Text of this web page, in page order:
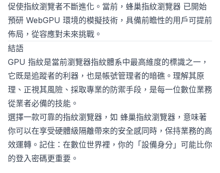
促使指紋瀏覽者不斷進化。當前， 蜂巢指紋瀏覽器 已開始
預研 WebGPU 環境的模擬技術，具備前瞻性的用戶可提前
佈局，從容應對未來挑戰。
結語
GPU 指紋是當前瀏覽器指紋體系中最高維度的標識之一，
它既是追蹤者的利器，也是帳號管理者的暗礁。理解其原
理、正視其風險、採取專業的防禦手段，是每一位數位業務
從業者必備的技能。
選擇一款可靠的指紋瀏覽器，如 蜂巢指紋瀏覽器 ，意味著
你可以在享受硬體級隔離帶來的安全感同時，保持業務的高
效運轉。記住：在數位世界裡，你的「設備身分」可能比你
的登入密碼更重要。